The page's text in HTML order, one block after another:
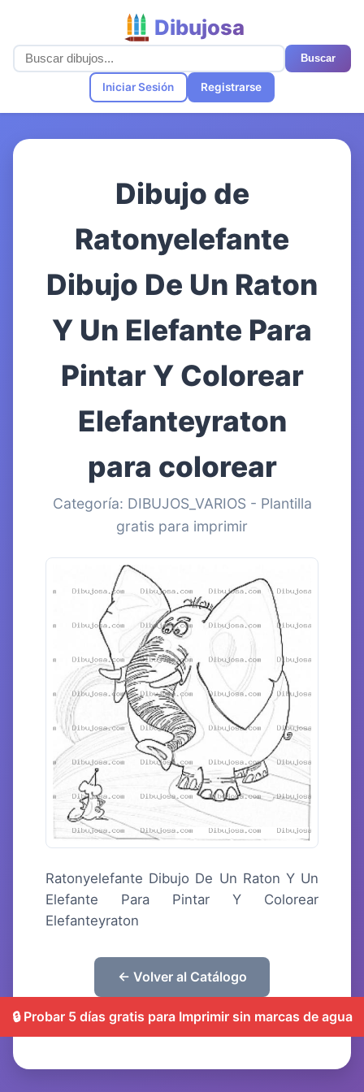
Dibujosa
Buscar
Iniciar Sesión Registrarse
Dibujo de
Ratonyelefante
Dibujo De Un Raton
Y Un Elefante Para
Pintar Y Colorear
Elefanteyraton
para colorear
Categoría: DIBUJOS_VARIOS - Plantilla
gratis para imprimir
Ratonyelefante Dibujo De Un Raton Y Un
Elefante Para Pintar Y Colorear
Elefanteyraton
← Volver al Catálogo
🔒 Probar 5 días gratis para Imprimir sin marcas de agua